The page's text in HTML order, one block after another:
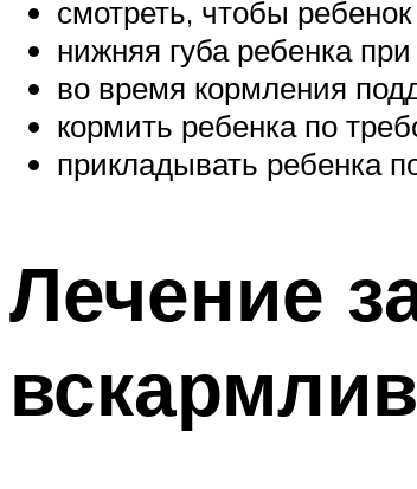
смотреть, чтобы
нижняя губа ребенка
во время кормления
кормить ребенка по
прикладывать ребенка
Лечение